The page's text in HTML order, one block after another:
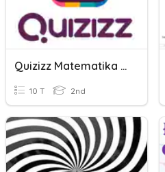
Quizizz Matematika (Garis Dan Ruas Garis)
10 T 2nd